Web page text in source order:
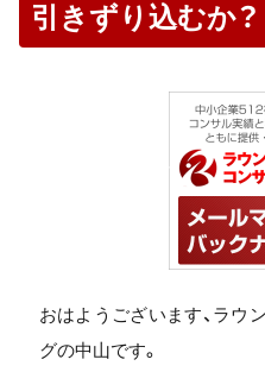
引きずり込むか？
おはようございます、ラウ
グの中山です。